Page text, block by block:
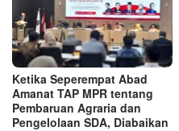
Ketika Seperempat Abad
Amanat TAP MPR tentang
Pembaruan Agraria dan
Pengelolaan SDA, Diabaikan